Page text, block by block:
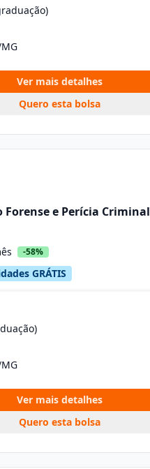
Ver mais detalhes
Quero esta bolsa
e Perícia Criminal
-58%
GRÁTIS
Ver mais detalhes
Quero esta bolsa